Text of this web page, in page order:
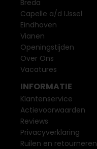
Breda
Capelle a/d IJssel
Eindhoven
Vianen
Openingstijden
Over Ons
Vacatures
INFORMATIE
Klantenservice
Actievoorwaarden
Reviews
Privacyverklaring
Ruilen en retourneren